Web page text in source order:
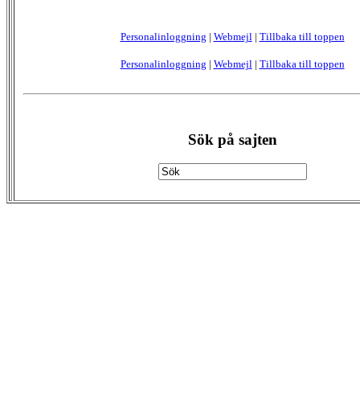
Personalinloggning | Webmejl| Tillbaka till toppen
Personalinloggning | Webmejl| Tillbaka till toppen
Sök på sajten